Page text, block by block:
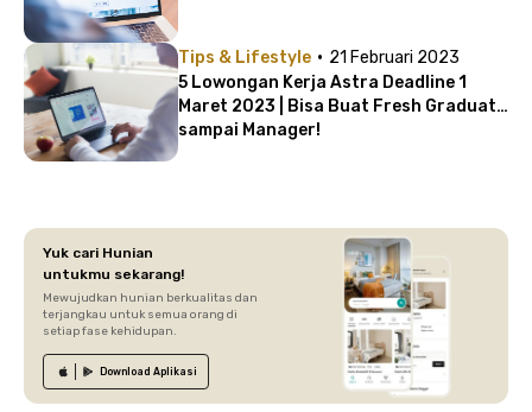
Tips & Lifestyle · 21 Februari 2023
5 Lowongan Kerja Astra Deadline 1
Maret 2023 | Bisa Buat Fresh Graduate
sampai Manager!
Yuk cari Hunian
untukmu sekarang!
Mewujudkan hunian berkualitas dan
terjangkau untuk semua orang di
setiap fase kehidupan.
Download Aplikasi